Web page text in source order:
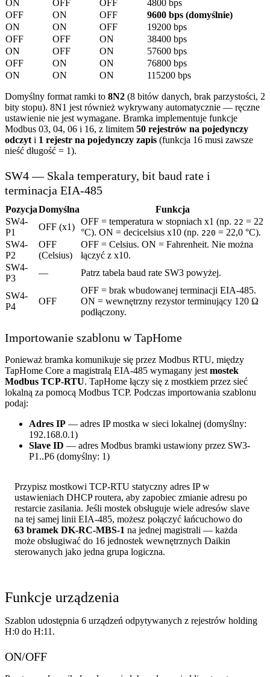
ON
OFF OFF
4800 bps
OFF
ON OFF
9600 bps (domyślnie)
ON
ON OFF
19200 bps
OFF
OFF ON
38400 bps
ON
OFF ON
57600 bps
OFF
ON ON
76800 bps
ON
ON ON 115200 bps
Domyślny format ramki to 8N2 (8 bitów danych, brak parzystości, 2
bity stopu). 8N1 jest również wykrywany automatycznie — ręczne
ustawienie nie jest wymagane. Bramka implementuje funkcje
Modbus 03, 04, 06 i 16, z limitem 50 rejestrów na pojedynczy
odczyt i 1 rejestr na pojedynczy zapis (funkcja 16 musi zawsze
nieść długość = 1).
SW4 — Skala temperatury, bit baud rate i
terminacja EIA-485
PozycjaDomyślna
Funkcja
SW4-
P1
OFF (x1)
OFF = temperatura w stopniach x1 (np. 22 = 22
°C). ON = decicelsius x10 (np. 220 = 22,0 °C).
SW4-
P2
OFF
(Celsius)
OFF = Celsius. ON = Fahrenheit. Nie można
łączyć z x10.
SW4-
P3
— Patrz tabela baud rate SW3 powyżej.
SW4-
P4
OFF
OFF = brak wbudowanej terminacji EIA-485.
ON = wewnętrzny rezystor terminujący 120 Ω
podłączony.
Importowanie szablonu w TapHome
Ponieważ bramka komunikuje się przez Modbus RTU, między
TapHome Core a magistralą EIA-485 wymagany jest mostek
Modbus TCP-RTU. TapHome łączy się z mostkiem przez sieć
lokalną za pomocą Modbus TCP. Podczas importowania szablonu
podaj:
Adres IP — adres IP mostka w sieci lokalnej (domyślny:
192.168.0.1)
Slave ID — adres Modbus bramki ustawiony przez SW3-
P1..P6 (domyślny: 1)
Przypisz mostkowi TCP-RTU statyczny adres IP w
ustawieniach DHCP routera, aby zapobiec zmianie adresu po
restarcie zasilania. Jeśli mostek obsługuje wiele adresów slave
na tej samej linii EIA-485, możesz połączyć łańcuchowo do
63 bramek DK-RC-MBS-1 na jednej magistrali — każda
może obsługiwać do 16 jednostek wewnętrznych Daikin
sterowanych jako jedna grupa logiczna.
Funkcje urządzenia
Szablon udostępnia 6 urządzeń odpytywanych z rejestrów holding
H:0 do H:11.
ON/OFF